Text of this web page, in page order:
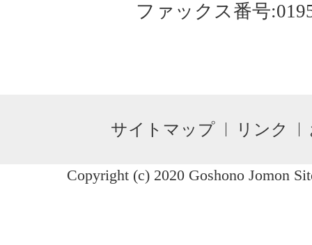
ファックス番号
サイトマップ リンク
Copyright (c) 2020 Goshono Jomon